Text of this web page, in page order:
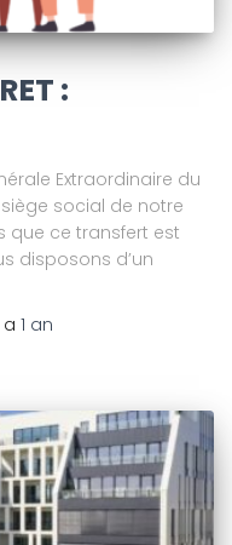
:
Extraordinaire du
social de notre
que ce transfert est
disposons d’un
a 1 an